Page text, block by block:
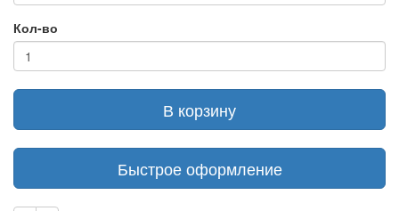
Кол-во
В корзину
Быстрое оформление